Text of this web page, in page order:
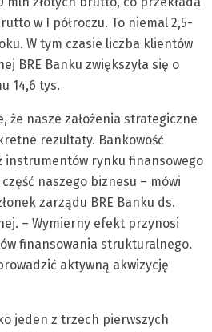
w I półroczu. To niemal 2,5-
W tym czasie liczba klientów
BRE Banku zwiększyła się o
14,6 tys.
że nasze założenia strategiczne
rezultaty. Bankowość
instrumentów rynku finansowego
naszego biznesu – mówi
zarządu BRE Banku ds.
– Wymierny efekt przynosi
finansowania strukturalnego.
aktywną akwizycję
jeden z trzech pierwszych